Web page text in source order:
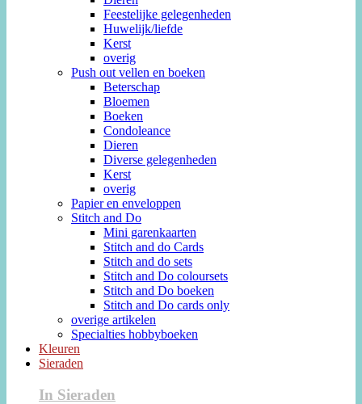
Feestelijke gelegenheden
Huwelijk/liefde
Kerst
overig
Push out vellen en boeken
Beterschap
Bloemen
Boeken
Condoleance
Dieren
Diverse gelegenheden
Kerst
overig
Papier en enveloppen
Stitch and Do
Mini garenkaarten
Stitch and do Cards
Stitch and do sets
Stitch and Do coloursets
Stitch and Do boeken
Stitch and Do cards only
overige artikelen
Specialties hobbyboeken
Kleuren
Sieraden
In Sieraden